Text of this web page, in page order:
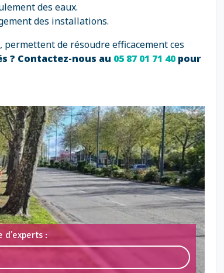
des eaux.
des installations.
de résoudre efficacement ces
? Contactez-nous au 05 87 01 71 40pour
d'experts :